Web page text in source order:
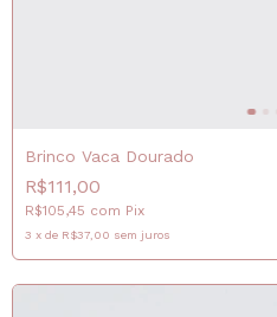
Brinco Vaca Dourado
R$111,00
R$105,45 com Pix
3 x de R$37,00 sem juros